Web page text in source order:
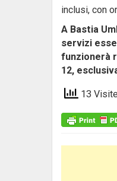
inclusi, con
A Bastia
servizi
funzionerà
12,
13